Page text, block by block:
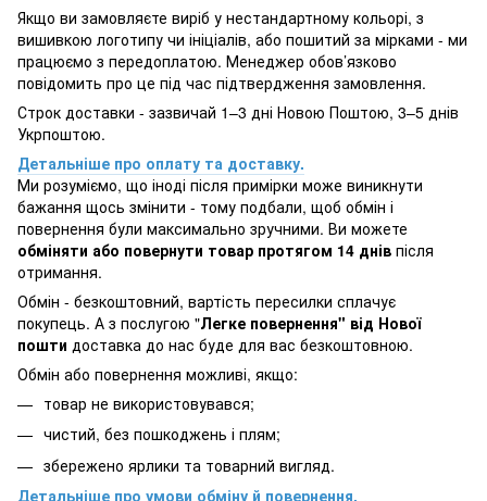
Якщо ви замовляєте виріб у нестандартному кольорі, з
вишивкою логотипу чи ініціалів, або пошитий за мірками - ми
працюємо з передоплатою. Менеджер обов’язково
повідомить про це під час підтвердження замовлення.
Строк доставки - зазвичай 1–3 дні Новою Поштою, 3–5 днів
Укрпоштою.
Детальніше про оплату та доставку.
Ми розуміємо, що іноді після примірки може виникнути
бажання щось змінити - тому подбали, щоб обмін і
повернення були максимально зручними. Ви можете
обміняти або повернути товар протягом 14 днів після
отримання.
Обмін - безкоштовний, вартість пересилки сплачує
покупець. А з послугою "Легке повернення" від Нової
пошти доставка до нас буде для вас безкоштовною.
Обмін або повернення можливі, якщо:
товар не використовувався;
чистий, без пошкоджень і плям;
збережено ярлики та товарний вигляд.
Детальніше про умови обміну й повернення.